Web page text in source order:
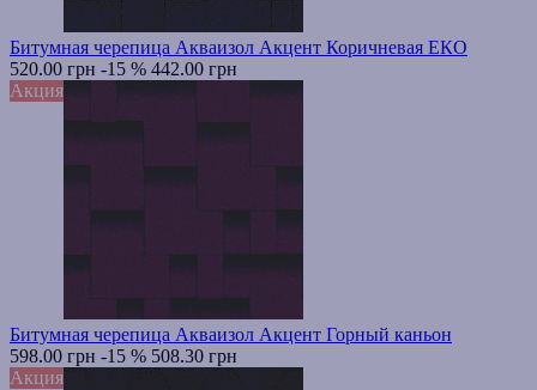
Битумная черепица Акваизол Акцент Коричневая ЕКО
520.00 грн -15 % 442.00 грн
Акция
Битумная черепица Акваизол Акцент Горный каньон
598.00 грн -15 % 508.30 грн
Акция